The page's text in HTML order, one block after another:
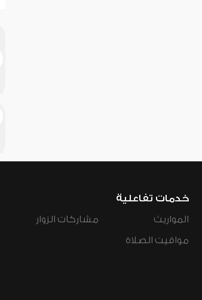
خدمات تفاعلية
المواريث
مواقيت الصلاة
مشاركات الزوار